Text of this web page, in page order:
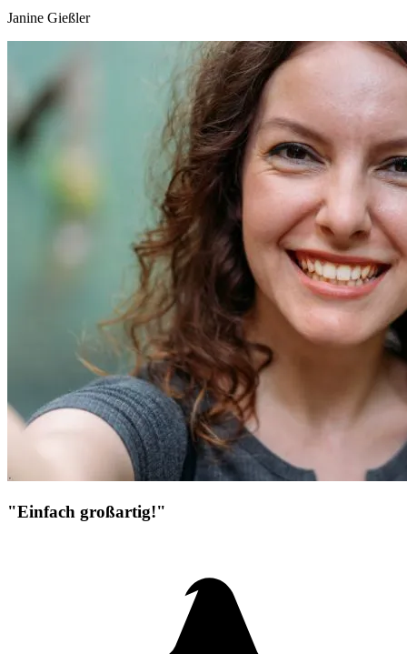
Janine Gießler
"Einfach großartig!"